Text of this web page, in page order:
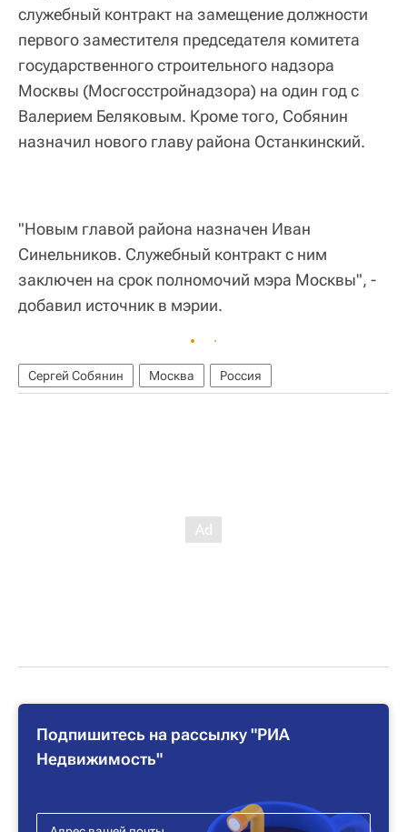
служебный контракт на замещение должности
первого заместителя председателя комитета
государственного строительного надзора
Москвы (Мосгосстройнадзора) на один год с
Валерием Беляковым. Кроме того, Собянин
назначил нового главу района Останкинский.
"Новым главой района назначен Иван
Синельников. Служебный контракт с ним
заключен на срок полномочий мэра Москвы", -
добавил источник в мэрии.
Сергей Собянин Москва Россия
Подпишитесь на рассылку "РИА
Недвижимость"